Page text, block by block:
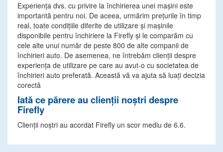
Experiența dvs. cu privire la închirierea unei mașini este
importantă pentru noi. De aceea, urmărim prețurile în timp
real, toate condițiile diferite de utilizare și mașinile
disponibile pentru închiriere la Firefly și le comparăm cu
cele alte unui număr de peste 800 de alte companii de
închirieri auto. De asemenea, ne întrebăm clienții despre
experiența de utilizare pe care au avut-o cu societatea de
închirieri auto preferată. Această vă va ajuta să luați decizia
corectă
Iată ce părere au clienții noștri despre
Firefly
Clienții noștri au acordat Firefly un scor mediu de 6.6.